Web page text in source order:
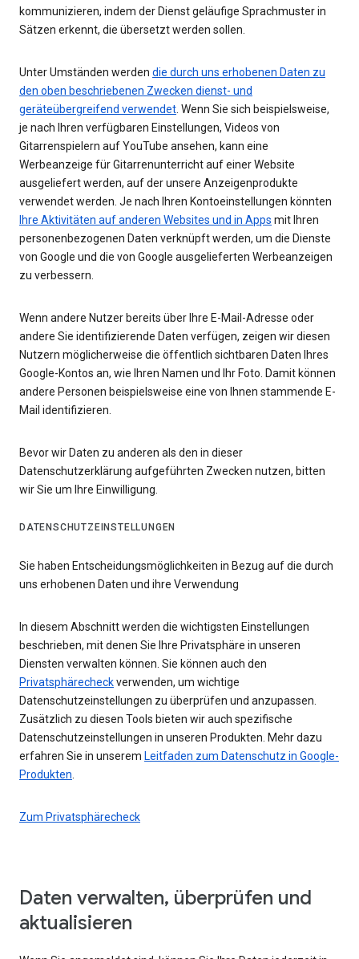
kommunizieren, indem der Dienst geläufige Sprachmuster in
Sätzen erkennt, die übersetzt werden sollen.
Unter Umständen werden die durch uns erhobenen Daten zu
den oben beschriebenen Zwecken dienst- und
geräteübergreifend verwendet . Wenn Sie sich beispielsweise,
je nach Ihren verfügbaren Einstellungen, Videos von
Gitarrenspielern auf YouTube ansehen, kann eine
Werbeanzeige für Gitarrenunterricht auf einer Website
ausgeliefert werden, auf der unsere Anzeigenprodukte
verwendet werden. Je nach Ihren Kontoeinstellungen könnten
Ihre Aktivitäten auf anderen Websites und in Apps mit Ihren
personenbezogenen Daten verknüpft werden, um die Dienste
von Google und die von Google ausgelieferten Werbeanzeigen
zu verbessern.
Wenn andere Nutzer bereits über Ihre E-Mail-Adresse oder
andere Sie identifizierende Daten verfügen, zeigen wir diesen
Nutzern möglicherweise die öffentlich sichtbaren Daten Ihres
Google-Kontos an, wie Ihren Namen und Ihr Foto. Damit können
andere Personen beispielsweise eine von Ihnen stammende E-
Mail identifizieren.
Bevor wir Daten zu anderen als den in dieser
Datenschutzerklärung aufgeführten Zwecken nutzen, bitten
wir Sie um Ihre Einwilligung.
DATENSCHUTZEINSTELLUNGEN
Sie haben Entscheidungsmöglichkeiten in Bezug auf die durch
uns erhobenen Daten und ihre Verwendung
In diesem Abschnitt werden die wichtigsten Einstellungen
beschrieben, mit denen Sie Ihre Privatsphäre in unseren
Diensten verwalten können. Sie können auch den
Privatsphärecheckverwenden, um wichtige
Datenschutzeinstellungen zu überprüfen und anzupassen.
Zusätzlich zu diesen Tools bieten wir auch spezifische
Datenschutzeinstellungen in unseren Produkten. Mehr dazu
erfahren Sie in unserem Leitfaden zum Datenschutz in Google-
Produkten
Zum Privatsphärecheck
Daten verwalten, überprüfen und
aktualisieren